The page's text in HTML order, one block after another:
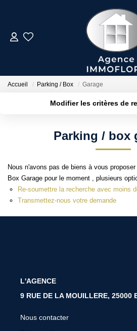
ESTIMER
ACHETER
BIENS
NOTRE
Présentation
Avis Client
Accueil Parking / Box Garage
Modifier les critères de
Budget max
Parking / box
Nous n'avons pas de biens à vous
Box Garage pour le moment , plusieurs
Re-soumettre la recherche avec moins
Transmettez-nous votre demande
L'AGENCE
9 RUE DE LA MOUILLERE, 25000
Nous contacter